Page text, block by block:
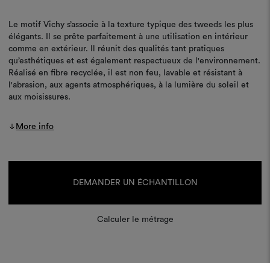
Le motif Vichy s’associe à la texture typique des tweeds les plus
élégants. Il se prête parfaitement à une utilisation en intérieur
comme en extérieur. Il réunit des qualités tant pratiques
qu’esthétiques et est également respectueux de l'environnement.
Réalisé en fibre recyclée, il est non feu, lavable et résistant à
l'abrasion, aux agents atmosphériques, à la lumière du soleil et
aux moisissures.
More info
DEMANDER UN ÉCHANTILLON
Calculer le métrage